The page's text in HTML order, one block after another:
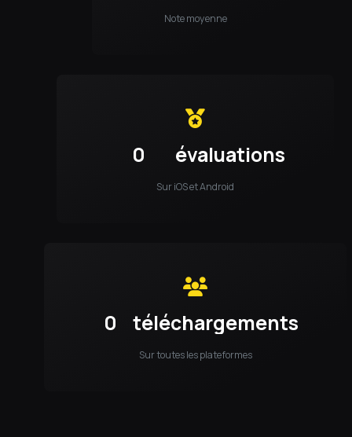
Note moyenne
0 évaluations
Sur iOS et Android
0 téléchargements
Sur toutes les plateformes